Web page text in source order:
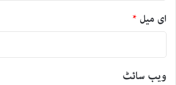
ای میل *
ویب‌ سائٹ